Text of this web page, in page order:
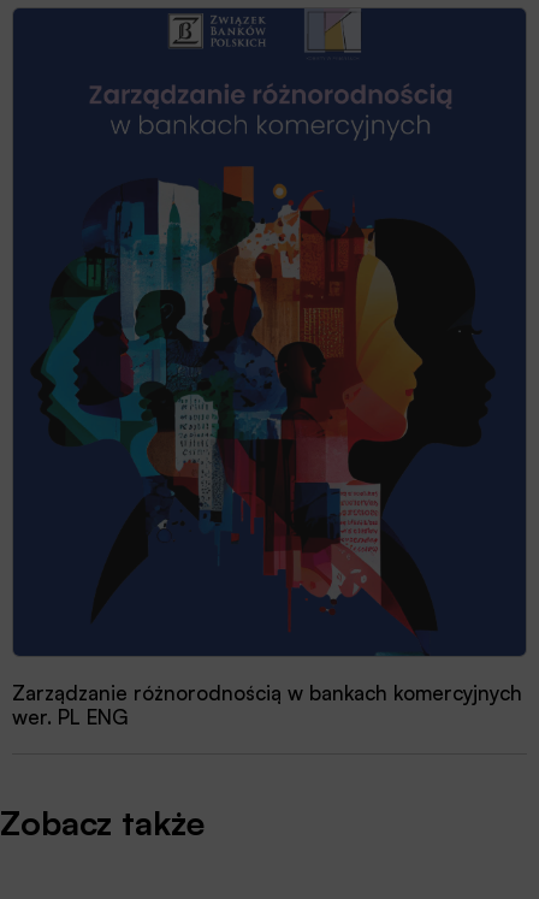
Zarządzanie różnorodnością w bankach komercyjnych
wer. PL ENG
Zobacz także